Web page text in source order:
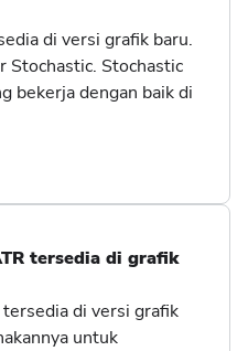
di versi grafik baru.
Stochastic. Stochastic
bekerja dengan baik di
tersedia di grafik
di versi grafik
untuk